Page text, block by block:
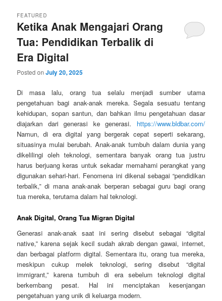
Ketika Anak Mengajari Orang
Tua: Pendidikan Terbalik di
Era Digital
FEATURED
Posted onJuly 20, 2025
Di masa lalu, orang tua selalu menjadi sumber utama
pengetahuan bagi anak-anak mereka. Segala sesuatu tentang
kehidupan, sopan santun, dan bahkan ilmu pengetahuan dasar
diajarkan dari generasi ke generasi. https://www.bldbar.com/
Namun, di era digital yang bergerak cepat seperti sekarang,
situasinya mulai berubah. Anak-anak tumbuh dalam dunia yang
dikelilingi oleh teknologi, sementara banyak orang tua justru
harus berjuang keras untuk sekadar memahami perangkat yang
digunakan sehari-hari. Fenomena ini dikenal sebagai “pendidikan
terbalik,” di mana anak-anak berperan sebagai guru bagi orang
tua mereka, terutama dalam hal teknologi.
Anak Digital, Orang Tua Migran Digital
Generasi anak-anak saat ini sering disebut sebagai “digital
native,” karena sejak kecil sudah akrab dengan gawai, internet,
dan berbagai platform digital. Sementara itu, orang tua mereka,
meskipun cukup melek teknologi, sering disebut “digital
immigrant,” karena tumbuh di era sebelum teknologi digital
berkembang pesat. Hal ini menciptakan kesenjangan
pengetahuan yang unik di keluarga modern.